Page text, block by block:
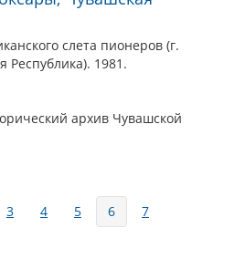
слета пионеров (г.
Республика). 1981.
архив Чувашской
3 4 5 6 7